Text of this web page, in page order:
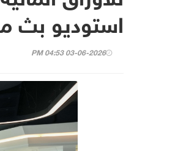
استوديو بث
03-06-2026 04:53 PM